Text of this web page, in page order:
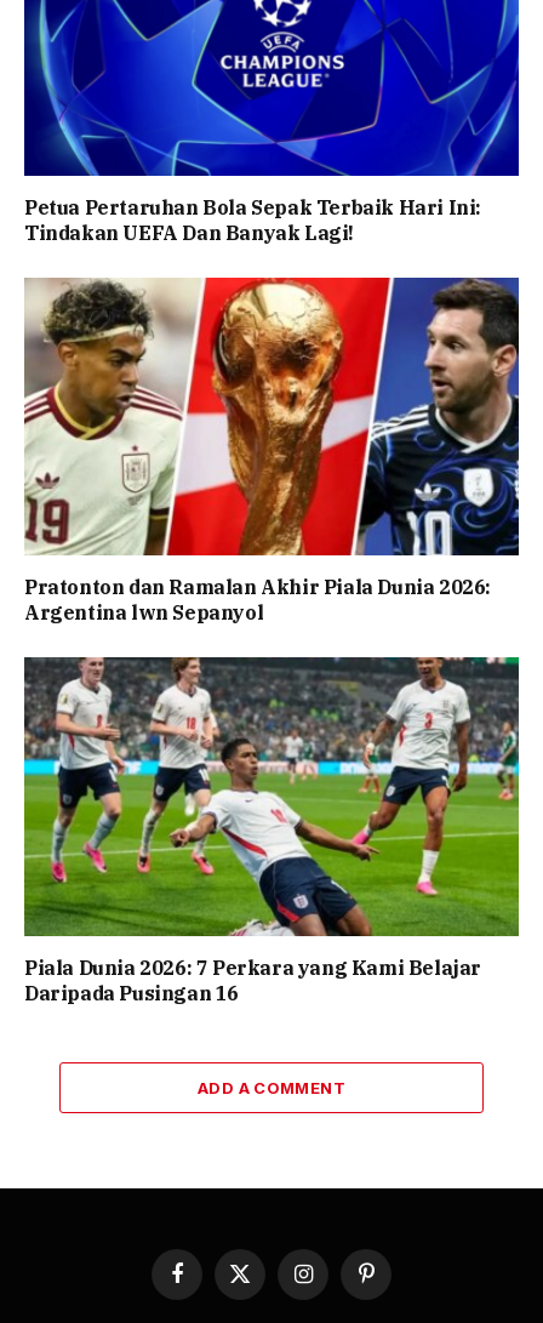
Petua Pertaruhan Bola Sepak Terbaik Hari Ini:
Tindakan UEFA Dan Banyak Lagi!
Pratonton dan Ramalan Akhir Piala Dunia 2026:
Argentina lwn Sepanyol
Piala Dunia 2026: 7 Perkara yang Kami Belajar
Daripada Pusingan 16
ADD A COMMENT
Facebook
X
(Twitter)
InstagramPinterest